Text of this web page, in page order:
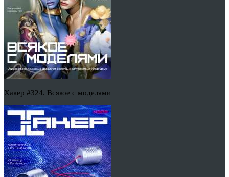
Хакер #324. Всякое с моделями